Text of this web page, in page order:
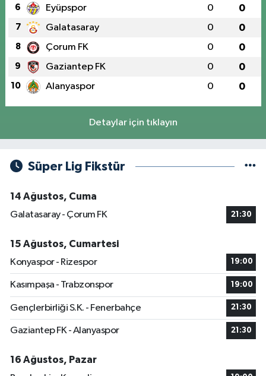
6 Eyüpspor 0 0
7 Galatasaray 0 0
8 Çorum FK 0 0
9 Gaziantep FK 0 0
10 Alanyaspor 0 0
Detaylar için tıklayın
Süper Lig Fikstür
14 Ağustos, Cuma
Galatasaray - Çorum FK
21:30
15 Ağustos, Cumartesi
Konyaspor - Rizespor
19:00
Kasımpaşa - Trabzonspor 19:00
Gençlerbirliği S.K. - Fenerbahçe 21:30
Gaziantep FK - Alanyaspor 21:30
16 Ağustos, Pazar